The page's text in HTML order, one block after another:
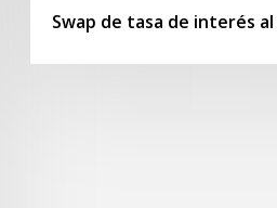
Swap de tasa de interés